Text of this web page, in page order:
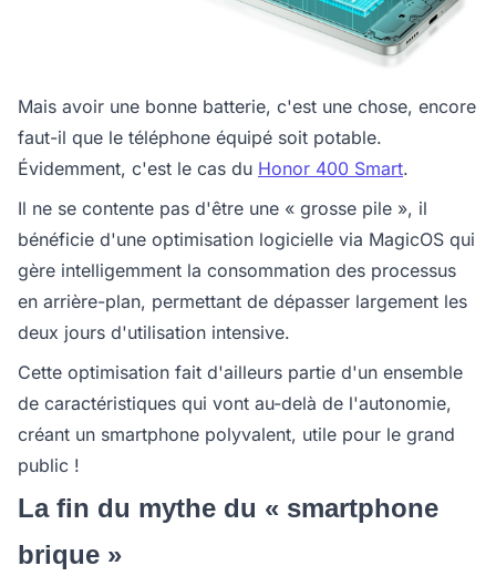
Mais avoir une bonne batterie, c'est une chose, encore
faut-il que le téléphone équipé soit potable.
Évidemment, c'est le cas du Honor 400 Smart.
Il ne se contente pas d'être une « grosse pile », il
bénéficie d'une optimisation logicielle via MagicOS qui
gère intelligemment la consommation des processus
en arrière-plan, permettant de dépasser largement les
deux jours d'utilisation intensive.
Cette optimisation fait d'ailleurs partie d'un ensemble
de caractéristiques qui vont au-delà de l'autonomie,
créant un smartphone polyvalent, utile pour le grand
public !
La fin du mythe du « smartphone
brique »